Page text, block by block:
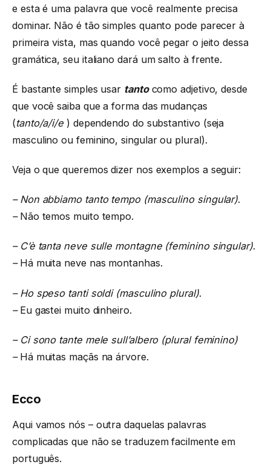
e esta é uma palavra que você realmente precisa
dominar. Não é tão simples quanto pode parecer à
primeira vista, mas quando você pegar o jeito dessa
gramática, seu italiano dará um salto à frente.
É bastante simples usar tantocomo adjetivo, desde
que você saiba que a forma das mudanças
(tanto/a/i/e ) dependendo do substantivo (seja
masculino ou feminino, singular ou plural).
Veja o que queremos dizer nos exemplos a seguir:
– Non abbiamo tanto tempo(masculino singular).
– Não temos muito tempo.
– C’è tanta neve sulle montagne(feminino singular).
– Há muita neve nas montanhas.
– Ho speso tanti soldi(masculino plural).
– Eu gastei muito dinheiro.
– Ci sono tante mele sull’albero(plural feminino)
– Há muitas maçãs na árvore.
Ecco
Aqui vamos nós – outra daquelas palavras
complicadas que não se traduzem facilmente em
português.